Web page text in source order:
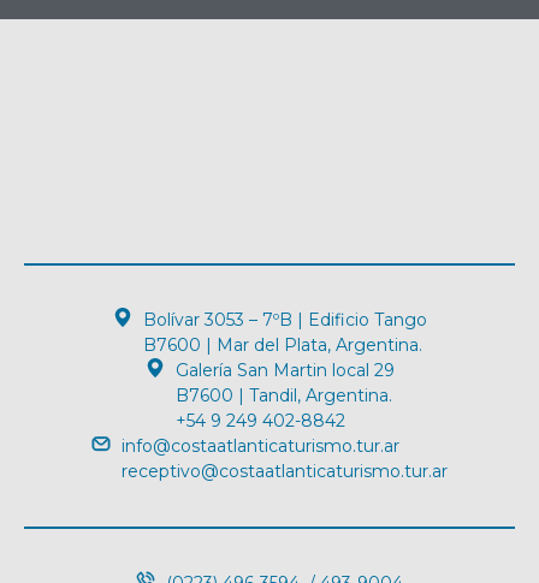
Bolívar 3053 – 7ºB | Edificio Tango
B7600 | Mar del Plata, Argentina.
Galería San Martin local 29
B7600 | Tandil, Argentina.
+54 9 249 402-8842
info@costaatlanticaturismo.tur.ar
receptivo@costaatlanticaturismo.tur.ar